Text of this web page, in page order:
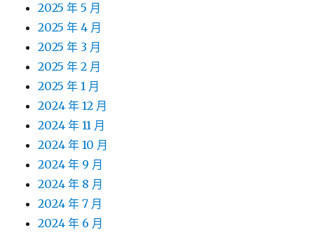
2025 年 5 月
2025 年 4 月
2025 年 3 月
2025 年 2 月
2025 年 1 月
2024 年 12 月
2024 年 11 月
2024 年 10 月
2024 年 9 月
2024 年 8 月
2024 年 7 月
2024 年 6 月